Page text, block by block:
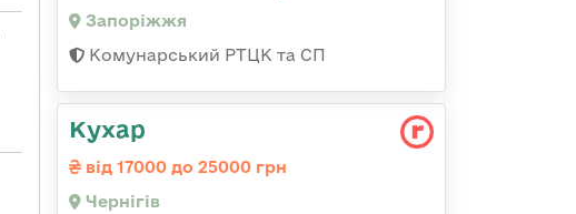
Запоріжжя
Комунарський РТЦК та СП
Кухар
від 17000 до 25000 грн
Чернігів